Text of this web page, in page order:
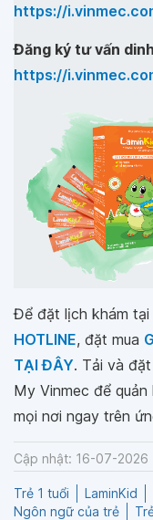
https://
Đăng ký tư vấn
https://
Để đặt lịch khám tại
HOTLINE, đặt mua
TẠI ĐÂY. Tải và
My Vinmec để
mọi nơi ngay trên
Cập nhật: 16-07-2026
Trẻ 1 tuổi LaminKid
Ngôn ngữ của trẻ